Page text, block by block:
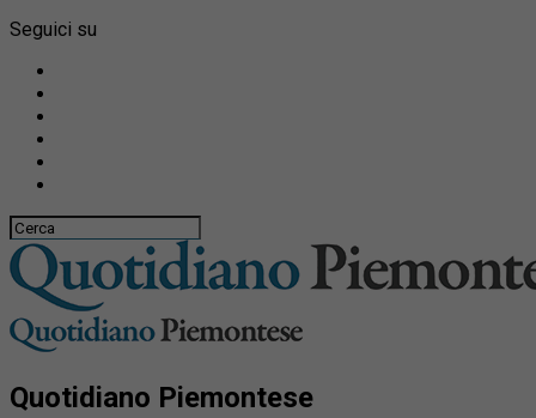
Seguici su
Quotidiano Piemontese